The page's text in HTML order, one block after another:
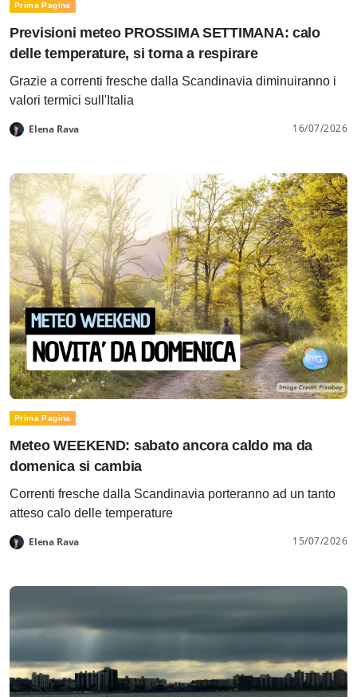
Prima Pagina
Previsioni meteo PROSSIMA SETTIMANA: calo
delle temperature, si torna a respirare
Grazie a correnti fresche dalla Scandinavia diminuiranno i
valori termici sull'Italia
Elena Rava 16/07/2026
Prima Pagina
Meteo WEEKEND: sabato ancora caldo ma da
domenica si cambia
Correnti fresche dalla Scandinavia porteranno ad un tanto
atteso calo delle temperature
Elena Rava 15/07/2026